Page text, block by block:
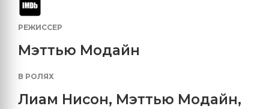
РЕЖИССЕР
Мэттью Модайн
В РОЛЯХ
Лиам Нисон, Мэттью Модайн,